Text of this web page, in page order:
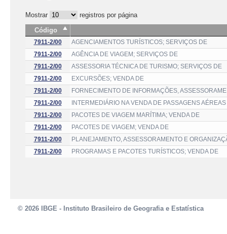
Mostrar
registros por página
Código
7911-2/00
AGENCIAMENTOS TURÍSTICOS; SERVIÇOS DE
7911-2/00
AGÊNCIA DE VIAGEM; SERVIÇOS DE
7911-2/00
ASSESSORIA TÉCNICA DE TURISMO; SERVIÇOS DE
7911-2/00
EXCURSÕES; VENDA DE
7911-2/00
FORNECIMENTO DE INFORMAÇÕES,
7911-2/00
INTERMEDIÁRIO NA VENDA DE PASSAGENS AÉREAS
7911-2/00
PACOTES DE VIAGEM MARÍTIMA; VENDA DE
7911-2/00
PACOTES DE VIAGEM; VENDA DE
7911-2/00
PLANEJAMENTO, ASSESSORAMENTO E
7911-2/00
PROGRAMAS E PACOTES TURÍSTICOS; VENDA DE
© 2026 IBGE - Instituto Brasileiro de Geografia e Estatística